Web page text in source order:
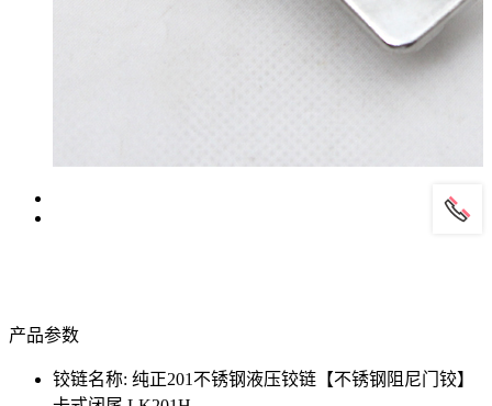
产品参数
铰链名称: 纯正201不锈钢液压铰链【不锈钢阻尼门铰】